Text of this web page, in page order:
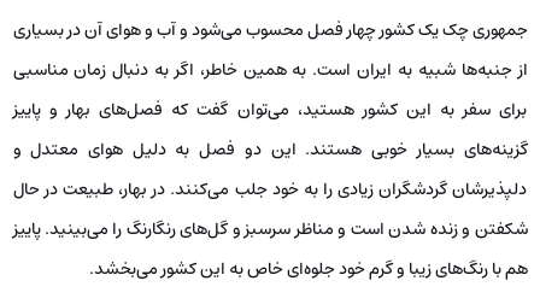
جمهوری چک یک کشور چهار فصل محسوب می‌شود و آب و هوای آن در بسیاری
از جنبه‌ها شبیه به ایران است. به همین خاطر، اگر به دنبال زمان مناسبی
برای سفر به این کشور هستید، می‌توان گفت که فصل‌های بهار و پاییز
گزینه‌های بسیار خوبی هستند. این دو فصل به دلیل هوای معتدل و
دلپذیرشان گردشگران زیادی را به خود جلب می‌کنند. در بهار، طبیعت در حال
شکفتن و زنده شدن است و مناظر سرسبز و گل‌های رنگارنگ را می‌بینید. پاییز
هم با رنگ‌های زیبا و گرم خود جلوه‌ای خاص به این کشور می‌بخشد.